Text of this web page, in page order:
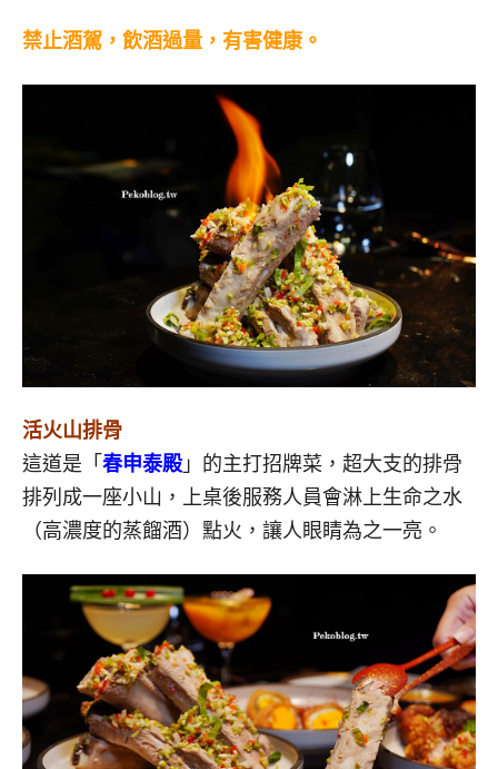
禁止酒駕，飲酒過量，有害健康。
活火山排骨
這道是「 春申泰殿 」的主打招牌菜，超大支的排骨
排列成一座小山，上桌後服務人員會淋上生命之水
（高濃度的蒸餾酒）點火，讓人眼睛為之一亮。